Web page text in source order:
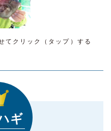
てクリック（タップ）する
ギ